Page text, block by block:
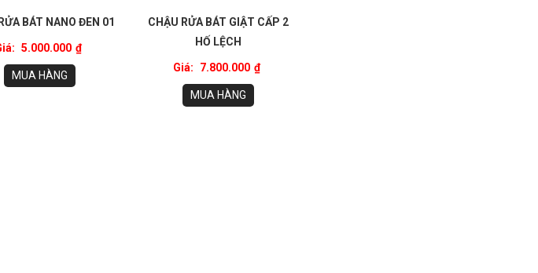
BÁT NANO ĐEN 01
5.000.000 ₫
MUA HÀNG
CHẬU RỬA BÁT GIẬT CẤP 2
HỐ LỆCH
Giá: 7.800.000 ₫
MUA HÀNG